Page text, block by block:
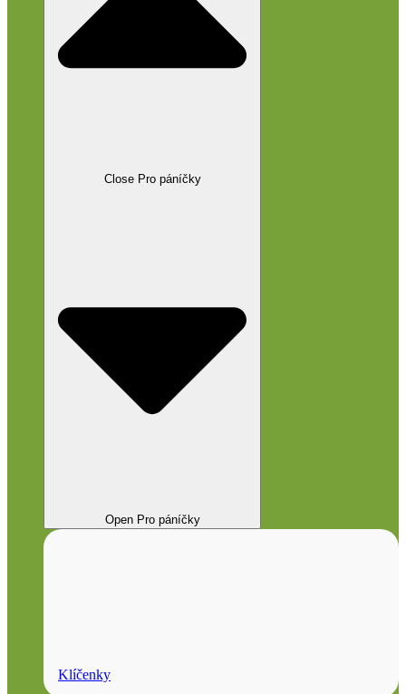
Close Pro páníčky
Open Pro páníčky
Klíčenky